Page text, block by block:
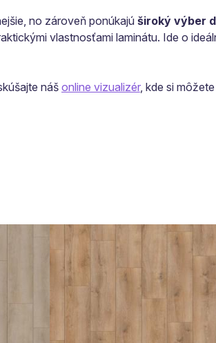
no zároveň ponúkajúširoký výber
vlastnosťami laminátu. Ide o
náš online vizualizér, kde si